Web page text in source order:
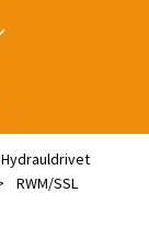
Hydrauldrivet
RWM/SSL